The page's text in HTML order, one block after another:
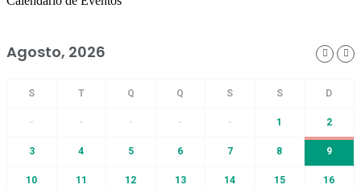
Agosto, 2026
- - - - - 1 2
3 4 5 6 7 8 9
10 11 12 13 14 15 16